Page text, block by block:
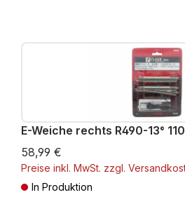
E-Weiche rechts R490-13°
58,99 €
Preise inkl. MwSt. zzgl.
In Produktion